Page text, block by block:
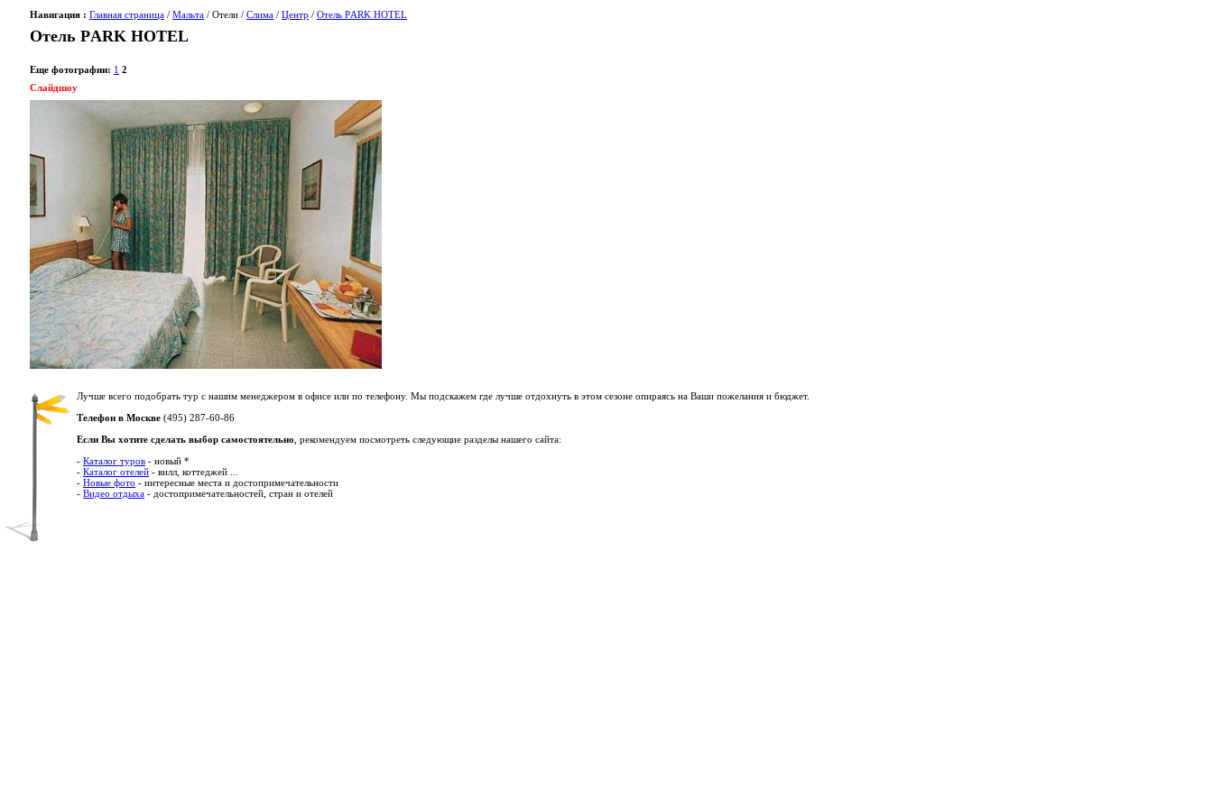
Навигация : Главная страница / Мальта / Отели / Слима / Центр / Отель PАRK HOTEL
Отель PАRK HOTEL
Еще фотографии: 1 2
Слайдшоу
Лучше всего подобрать тур с нашим менеджером в офисе или по телефону. Мы подскажем где лучше отдохнуть в этом сезоне опираясь на Ваши пожелания и бюджет.
Телефон в Москве (495) 287-60-86
Если Вы хотите сделать выбор самостоятельно , рекомендуем посмотреть следующие разделы нашего сайта:
- Каталог туров - новый *
- Каталог отелей - вилл, коттеджей ...
- Новые фото - интересные места и достопримечательности
- Видео отдыха - достопримечательностей, стран и отелей